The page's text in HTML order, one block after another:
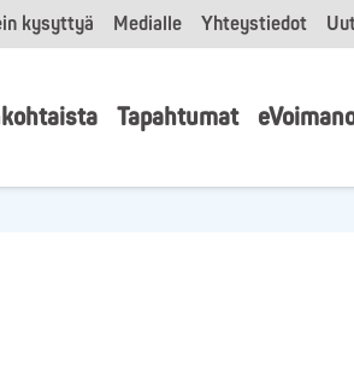
kysyttyä Medialle Yhteystiedot
Tapahtumat